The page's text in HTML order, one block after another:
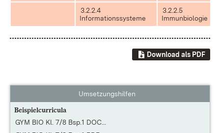
3.2.2.4
Informationssysteme
3.2.2.5
Immunbiologie
Download als PDF
Umsetzungshilfen
Beispielcurricula
GYM BIO Kl. 7/8 Bsp.1 DOC...